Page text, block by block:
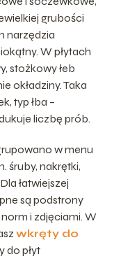
grubości
narzędzia
W płytach
stożkowy łeb
okładziny. Taka
typ łba –
liczbę prób.
w menu
śruby, nakrętki,
łatwiejszej
są podstrony
i zdjęciami. W
wkręty do
do płyt